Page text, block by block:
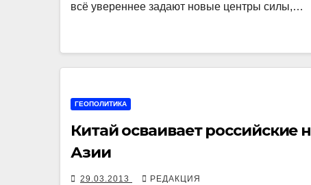
всё увереннее задают новые центры силы,…
ГЕОПОЛИТИКА
Китай осваивает российские
Азии
29.03.2013 РЕДАКЦИЯ